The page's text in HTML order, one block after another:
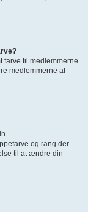
farve til medlemmerne
medlemmerne af
og rang der
til at ændre din